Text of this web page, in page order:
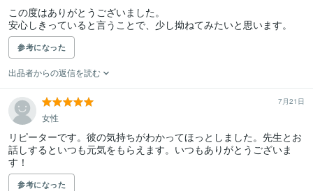
この度はありがとうございました。
安心しきっていると言うことで、少し拗ねてみたいと思います。
参考になった
出品者からの返信を読む
7月21日
女性
リピーターです。彼の気持ちがわかってほっとしました。先生とお
話しするといつも元気をもらえます。いつもありがとうございま
す！
参考になった